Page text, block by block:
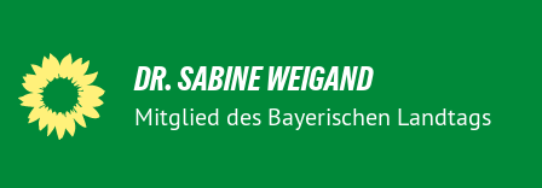
DR. SABINE WEIGAND
Mitglied des Bayerischen Landtags